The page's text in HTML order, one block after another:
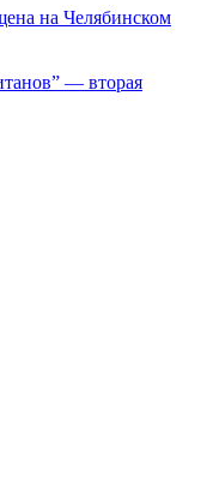
на Челябинском
— вторая